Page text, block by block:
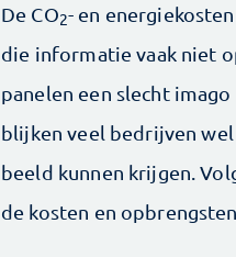
De CO2- en
die informatie vaak niet
panelen een slecht
blijken veel bedrijven
beeld kunnen krijgen.
de kosten en